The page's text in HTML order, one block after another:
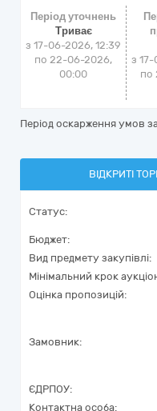
Період уточнень
Триває
з 17-06-2026, 12:39
по 22-06-2026,
00:00
з
по
Період оскарження умов
ВІДКРИТІ
Статус:
Бюджет:
Вид предмету закупівлі:
Мінімальний крок
Оцінка пропозицій:
Замовник:
ЄДРПОУ:
Контактна особа: